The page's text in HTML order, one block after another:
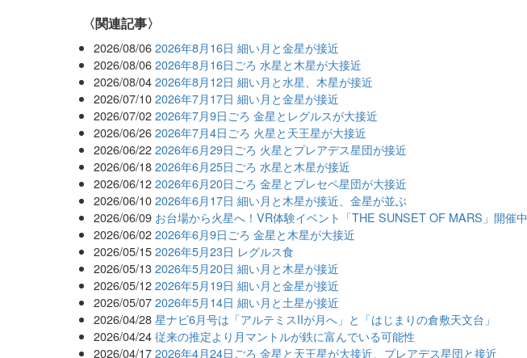
関連記事
2026/08/06 2026年8月16日 細い月と金星が接近
2026/08/06 2026年8月16日ごろ 水星と木星が大接近
2026/08/04 2026年8月12日 細い月と水星、木星が接近
2026/07/10 2026年7月17日 細い月と金星が接近
2026/07/02 2026年7月9日ごろ 金星とレグルスが大接近
2026/06/26 2026年7月4日ごろ 火星と天王星が大接近
2026/06/22 2026年6月29日ごろ 火星とプレアデス星団が接近
2026/06/18 2026年6月25日ごろ 水星と木星が接近
2026/06/12 2026年6月20日ごろ 金星とプレセペ星団が大接近
2026/06/10 2026年6月17日 細い月と木星が接近、金星が並ぶ
2026/06/09 お台場から火星へ！VR体験イベント「THE SUNSET OF MARS」開催中
2026/06/02 2026年6月9日ごろ 金星と木星が大接近
2026/05/15 2026年5月23日 レグルス食
2026/05/13 2026年5月20日 細い月と木星が接近
2026/05/12 2026年5月19日 細い月と金星が接近
2026/05/07 2026年5月14日 細い月と土星が接近
2026/04/28 星ナビ6月号は「アルテミスIIが月へ」と「はじまりの倉敷天文台」
2026/04/24 従来の推定より月マントルが鉄に富んでいる可能性
2026/04/17 2026年4月24日ごろ 金星と天王星が大接近、プレアデス星団と接近